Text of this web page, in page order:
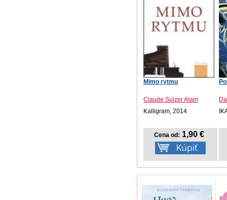
Mimo rytmu
Claude Sulzer Alain
Kalligram, 2014
Cena od: 1,90 €